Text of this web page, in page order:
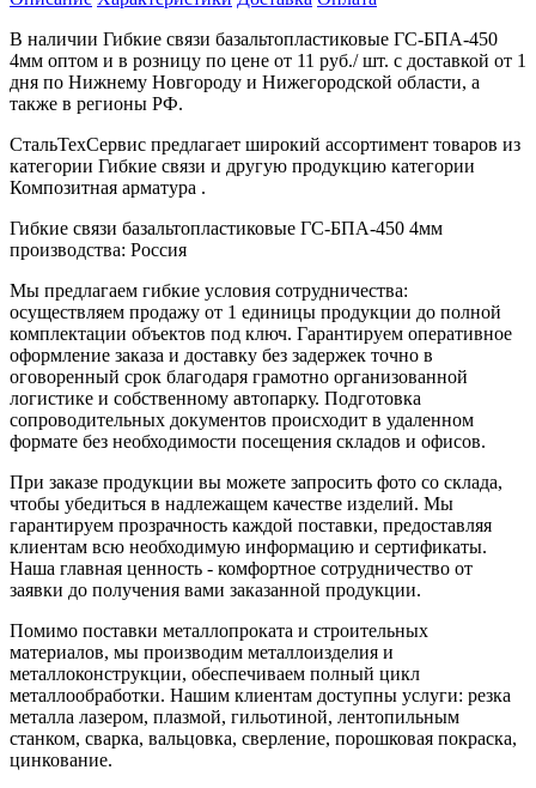
В наличии Гибкие связи базальтопластиковые ГС-БПА-450
4мм оптом и в розницу по цене от 11 руб./ шт. с доставкой от 1
дня по Нижнему Новгороду и Нижегородской области, а
также в регионы РФ.
СтальТехСервис предлагает широкий ассортимент товаров из
категории Гибкие связи и другую продукцию категории
Композитная арматура .
Гибкие связи базальтопластиковые ГС-БПА-450 4мм
производства: Россия
Мы предлагаем гибкие условия сотрудничества:
осуществляем продажу от 1 единицы продукции до полной
комплектации объектов под ключ. Гарантируем оперативное
оформление заказа и доставку без задержек точно в
оговоренный срок благодаря грамотно организованной
логистике и собственному автопарку. Подготовка
сопроводительных документов происходит в удаленном
формате без необходимости посещения складов и офисов.
При заказе продукции вы можете запросить фото со склада,
чтобы убедиться в надлежащем качестве изделий. Мы
гарантируем прозрачность каждой поставки, предоставляя
клиентам всю необходимую информацию и сертификаты.
Наша главная ценность - комфортное сотрудничество от
заявки до получения вами заказанной продукции.
Помимо поставки металлопроката и строительных
материалов, мы производим металлоизделия и
металлоконструкции, обеспечиваем полный цикл
металлообработки. Нашим клиентам доступны услуги: резка
металла лазером, плазмой, гильотиной, лентопильным
станком, сварка, вальцовка, сверление, порошковая покраска,
цинкование.